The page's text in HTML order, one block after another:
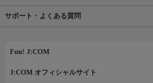
サポート・よくある質問
Fun! J:COM
J:COM オフィシャルサイト